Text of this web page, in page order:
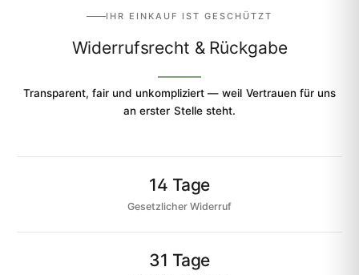
IHR EINKAUF IST GESCHÜTZT
Widerrufsrecht & Rückgabe
Transparent, fair und unkompliziert — weil Vertrauen für uns
an erster Stelle steht.
14 Tage
Gesetzlicher Widerruf
31 Tage